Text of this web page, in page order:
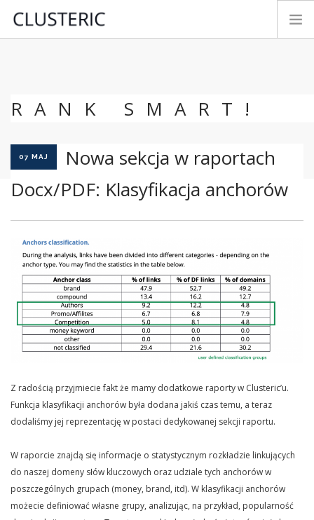
PARAMETRY
INSTRUKCJA
KONTAKT
LOGIN
POLSKI
RANK SMART!
07 MAJ
Nowa sekcja w raportach
Docx/PDF: Klasyfikacja anchorów
Z radością przyjmiecie fakt że mamy dodatkowe raporty w Clusteric’u.
Funkcja klasyfikacji anchorów była dodana jakiś czas temu, a teraz
dodaliśmy jej reprezentację w postaci dedykowanej sekcji raportu.
W raporcie znajdą się informacje o statystycznym rozkładzie linkujących
do naszej domeny słów kluczowych oraz udziale tych anchorów w
poszczególnych grupach (money, brand, itd). W klasyfikacji anchorów
możecie definiować własne grupy, analizując, na przykład, popularność